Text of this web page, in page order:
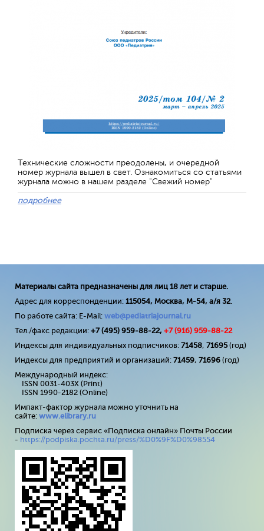
Технические сложности преодолены, и очередной
номер журнала вышел в свет. Ознакомиться со статьями
журнала можно в нашем разделе "Свежий номер"
подробнее
Материалы сайта предназначены для лиц 18 лет и старше.
Адрес для корреспонденции: 115054, Москва, М-54, а/я 32.
По работе сайта: E-Mail: web@pediatriajournal.ru
Тел./факс редакции: +7 (495) 959-88-22, +7 (916) 959-88-22
Индексы для индивидуальных подписчиков: 71458, 71695(год)
Индексы для предприятий и организаций: 71459, 71696 (год)
Международный индекс:
ISSN 0031-403X (Print)
ISSN 1990-2182 (Online)
Импакт-фактор журнала можно уточнить на
сайте: www.elibrary.ru
Подписка через сервис «Подписка онлайн» Почты России
- https://podpiska.pochta.ru/press/%D0%9F%D0%98554